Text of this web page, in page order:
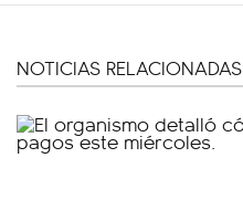
NOTICIAS RELACIONADAS